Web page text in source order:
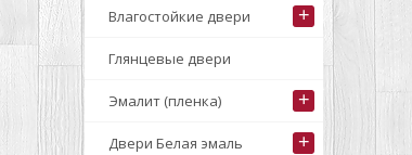
Влагостойкие двери +
Глянцевые двери
Эмалит (пленка) +
Двери Белая эмаль +